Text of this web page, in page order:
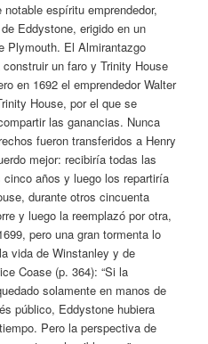
espíritu emprendedor,
Eddystone, erigido en un
Plymouth. El Almirantazgo
un faro y Trinity House
en 1692 el emprendedor Walter
House, por el que se
las ganancias. Nunca
fueron transferidos a Henry
mejor: recibiría todas las
años y luego los repartiría
durante otros cincuenta
y luego la reemplazó por otra,
pero una gran tormenta lo
vida de Winstanley y de
Coase (p. 364): “Si la
solamente en manos de
público, Eddystone hubiera
Pero la perspectiva de